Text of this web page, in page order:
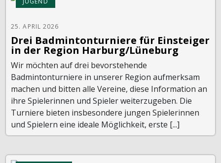
25. APRIL 2026
Drei Badmintonturniere für Einsteiger
in der Region Harburg/Lüneburg
Wir möchten auf drei bevorstehende
Badmintonturniere in unserer Region aufmerksam
machen und bitten alle Vereine, diese Information an
ihre Spielerinnen und Spieler weiterzugeben. Die
Turniere bieten insbesondere jungen Spielerinnen
und Spielern eine ideale Möglichkeit, erste [...]